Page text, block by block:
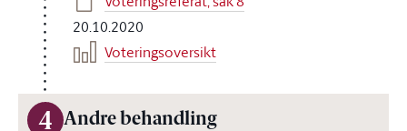
20.10.2020
Voteringsoversikt
4 Andre behandling